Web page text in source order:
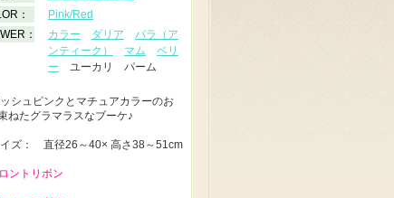
：
Pink/Red
：
カラー ダリア
バラ（ア
ンティーク）
マム
ベリ
ー ユーカリ パーム
シュピンクとマチュアカラーのお
ねたグラマラスなブーケ♪
ズ： 直径26～40× 高さ38～51cm
ントリボン